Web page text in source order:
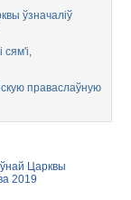
ўзначаліў
сям'і,
праваслаўную
Царквы
2019